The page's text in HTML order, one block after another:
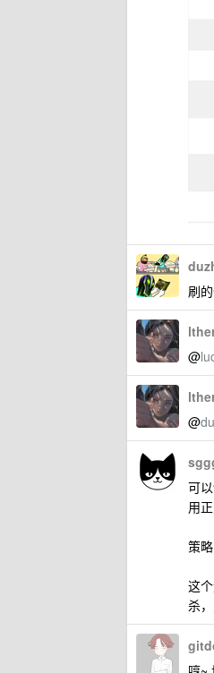
刷
@
@
可
用
策
这
杀